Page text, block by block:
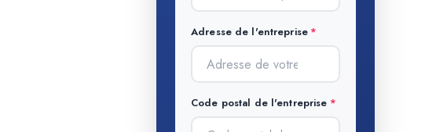
Adresse de l'entreprise
Code postal de l'entreprise